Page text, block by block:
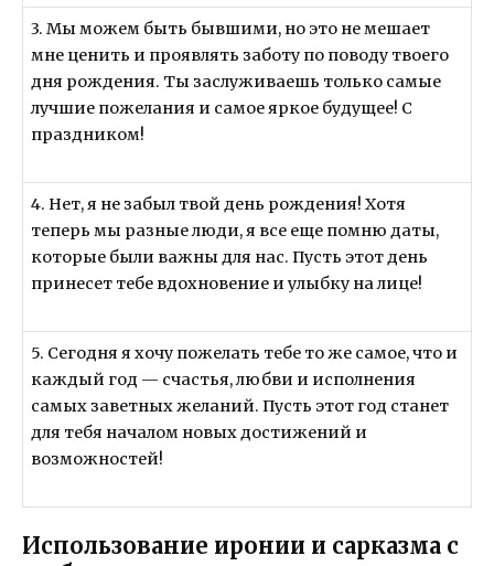
3. Мы можем быть бывшими, но это не мешает
мне ценить и проявлять заботу по поводу твоего
дня рождения. Ты заслуживаешь только самые
лучшие пожелания и самое яркое будущее! С
праздником!
4. Нет, я не забыл твой день рождения! Хотя
теперь мы разные люди, я все еще помню даты,
которые были важны для нас. Пусть этот день
принесет тебе вдохновение и улыбку на лице!
5. Сегодня я хочу пожелать тебе то же самое, что и
каждый год — счастья, любви и исполнения
самых заветных желаний. Пусть этот год станет
для тебя началом новых достижений и
возможностей!
Использование иронии и сарказма с